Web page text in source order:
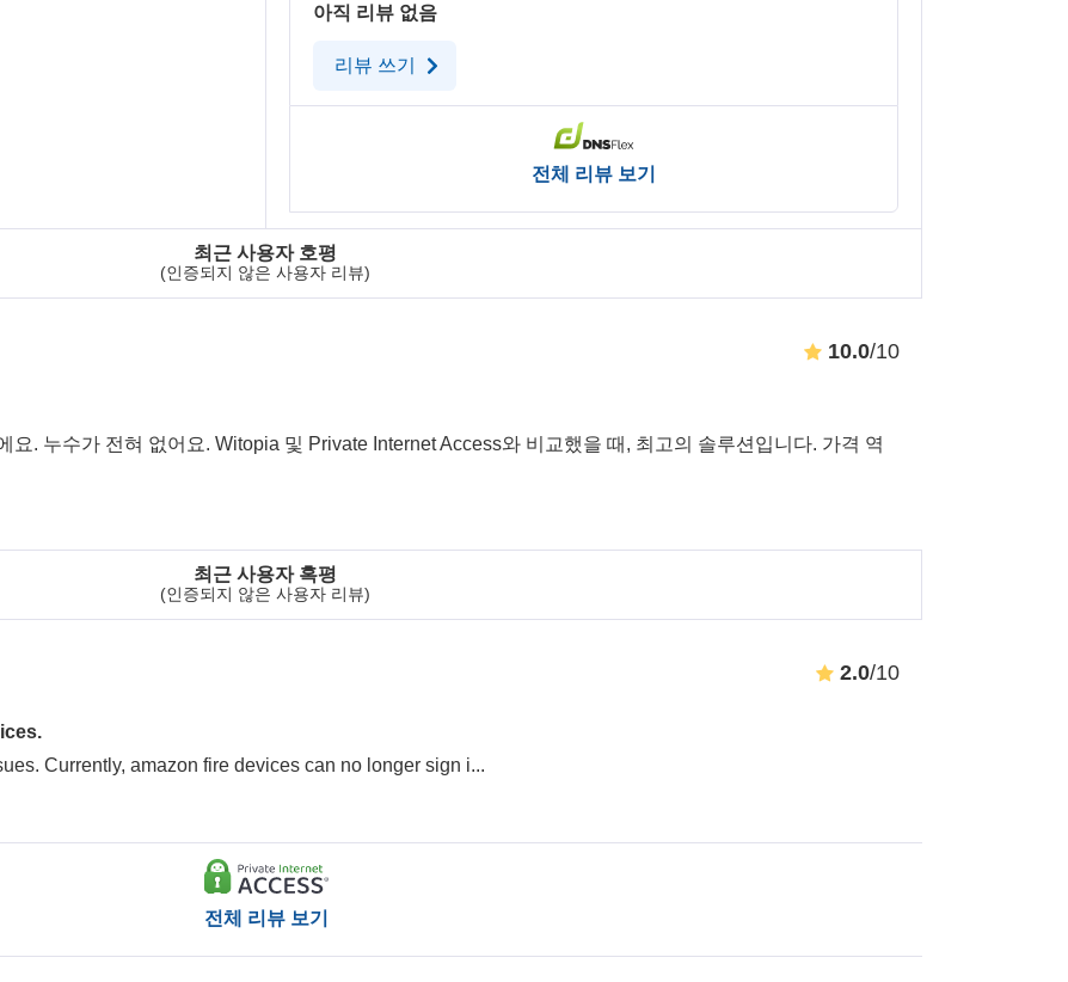
최근 사용자 호평
(인증되지 않은 사용자 리뷰)
최근 사용자 혹평
(인증되지 않은 사용자 리뷰)
10.0/10
요. 누수가 전혀 없어요. Witopia 및 Private Internet Access와 비교했을 때, 최고의 솔루션입니다. 가격 역
2.0/10
Currently, amazon fire devices can no longer sign i...
전체 리뷰 보기
아직 리뷰 없음
리뷰 쓰기
전체 리뷰 보기